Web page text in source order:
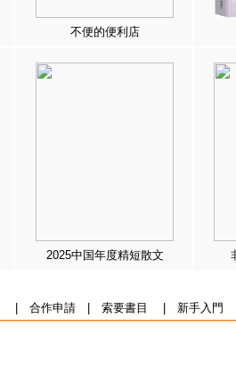
不便的便利店
2025中国年度精短散文
合作申請| 索要書目 新手入門